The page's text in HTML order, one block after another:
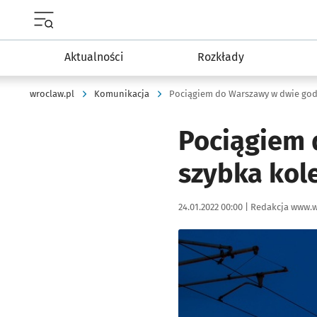
Aktualności Rozkłady
wroclaw.pl Komunikacja Pociągiem do Warszawy w dwie
Pociągiem
szybka
Data publikacji:
24.01.2022 00:00 | Autor:
Redakcja
Kliknij, aby powiększyć